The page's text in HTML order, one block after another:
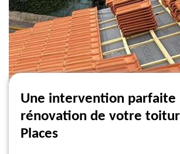
Une intervention parfaite
rénovation de votre
Places